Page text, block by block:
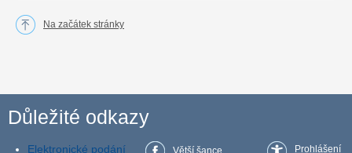
Na začátek stránky
Důležité odkazy
Elektronické podání
Větší šance
Prohlášení